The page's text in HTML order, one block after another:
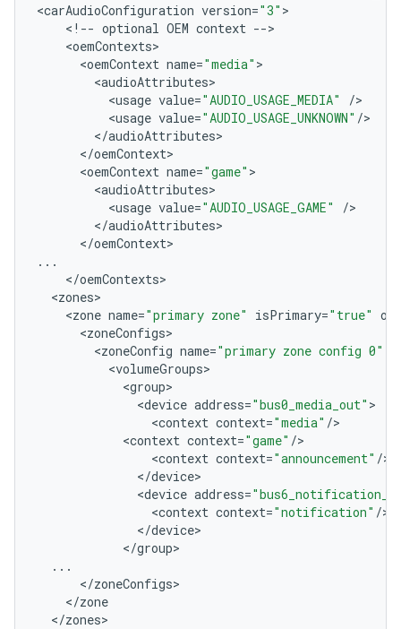
<carAudioConfiguration version="3"
< ! -- optional OEM context --
<oemContexts
<oemContext name="media"
<audioAttributes
<usage value="AUDIO_USAGE_MEDIA" /
<usage value="AUDIO_USAGE_UNKNOWN" /
</audioAttributes
</oemContext
<oemContext name="game"
<audioAttributes
<usage value="AUDIO_USAGE_GAME" /
</audioAttributes
</oemContext
...
</oemContexts
<zones
<zone name="primary zone" isPrimary="true"
<zoneConfigs
<zoneConfig name="primary zone config 0"
<volumeGroups
<group
<device address="bus0_media_out"
<context context="media" /
<context context="game" /
<context context="announcement" /
</device
<device address=
<context context="notification" /
</device
</group
...
</zoneConfigs
</zone
</zones